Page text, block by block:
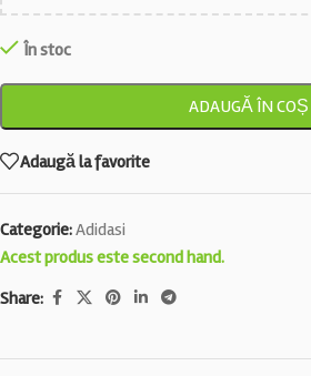
În stoc
ADAUGĂ ÎN COȘ
Adaugă la favorite
Categorie:Adidasi
Acest produs este second hand.
Share: